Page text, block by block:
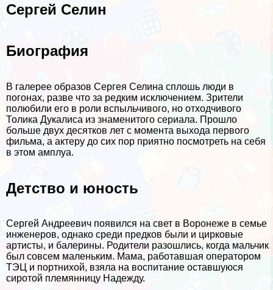
Сергeй Селин
Биография
В галерее образов Сергея Селина сплошь люди в
погонах, разве что за редким исключением. Зрители
полюбили его в роли вспыльчивого, но отходчивого
Толика Дукалиса из знаменитого сериала. Прошло
больше двух десятков лет с момента выхода первого
фильма, а актеру до сих пор приятно посмотреть на себя
в этом амплуа.
Детство и юность
Сергeй Андреевич появился на свет в Воронеже в семье
инженеров, однако среди предков были и цирковые
артисты, и балерины. Родители разошлись, когда мальчик
был совсем маленьким. Мама, работавшая оператором
ТЭЦ и портнихой, взяла на воспитание оставшуюся
сиротой племянницу Надежду.